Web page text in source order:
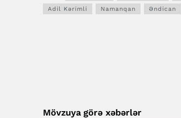
Adil Kərimli
Namanqan Əndican
Mövzuya görə xəbərlər